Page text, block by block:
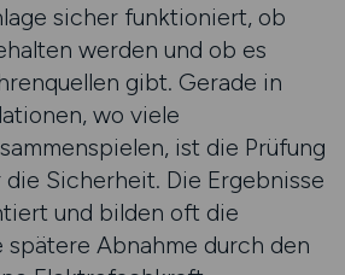
sicher funktioniert, ob
werden und ob es
gibt. Gerade in
wo viele
ist die Prüfung
Sicherheit. Die Ergebnisse
und bilden oft die
spätere Abnahme durch den